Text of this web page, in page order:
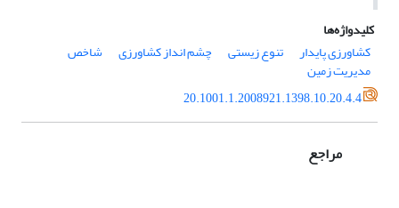
کلیدواژه‌ها
کشاورزی پایدار
تنوع زیستی چشم انداز کشاورزی شاخص
مدیریت زمین
20.1001.1.2008921.1398.10.20.4.4
مراجع